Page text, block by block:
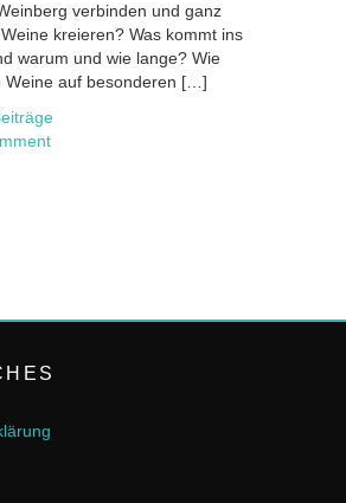
verbinden und ganz
kreieren? Was kommt ins
warum und wie lange? Wie
Weine auf besonderen […]